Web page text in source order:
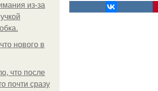
из-за
нового в
что после
почти сразу